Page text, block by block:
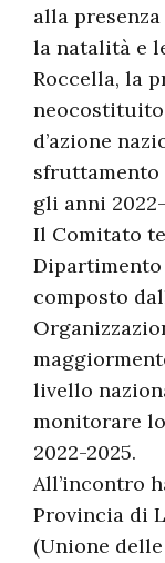
alla
la natalità e
Roccella, la
d’azione
sfruttamento
gli anni
Il Comitato
composto
livello
monitorare
2022-2025.
All’incontro
Provincia di
(Unione